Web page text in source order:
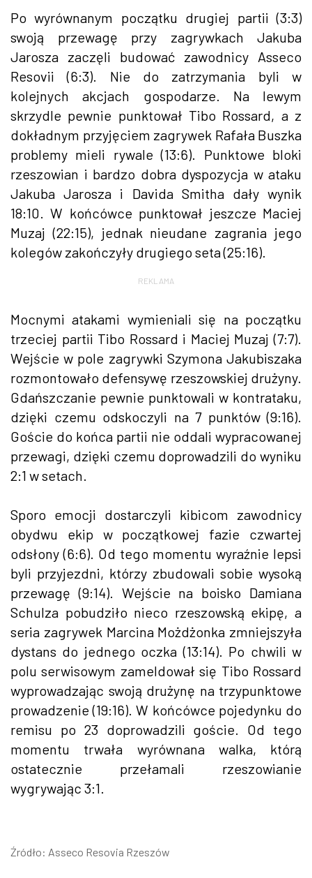
Po wyrównanym początku drugiej partii (3:3)
swoją przewagę przy zagrywkach Jakuba
Jarosza zaczęli budować zawodnicy Asseco
Resovii (6:3). Nie do zatrzymania byli w
kolejnych akcjach gospodarze. Na lewym
skrzydle pewnie punktował Tibo Rossard, a z
dokładnym przyjęciem zagrywek Rafała Buszka
problemy mieli rywale (13:6). Punktowe bloki
rzeszowian i bardzo dobra dyspozycja w ataku
Jakuba Jarosza i Davida Smitha dały wynik
18:10. W końcówce punktował jeszcze Maciej
Muzaj (22:15), jednak nieudane zagrania jego
kolegów zakończyły drugiego seta (25:16).
REKLAMA
Mocnymi atakami wymieniali się na początku
trzeciej partii Tibo Rossard i Maciej Muzaj (7:7).
Wejście w pole zagrywki Szymona Jakubiszaka
rozmontowało defensywę rzeszowskiej drużyny.
Gdańszczanie pewnie punktowali w kontrataku,
dzięki czemu odskoczyli na 7 punktów (9:16).
Goście do końca partii nie oddali wypracowanej
przewagi, dzięki czemu doprowadzili do wyniku
2:1 w setach.
Sporo emocji dostarczyli kibicom zawodnicy
obydwu ekip w początkowej fazie czwartej
odsłony (6:6). Od tego momentu wyraźnie lepsi
byli przyjezdni, którzy zbudowali sobie wysoką
przewagę (9:14). Wejście na boisko Damiana
Schulza pobudziło nieco rzeszowską ekipę, a
seria zagrywek Marcina Możdżonka zmniejszyła
dystans do jednego oczka (13:14). Po chwili w
polu serwisowym zameldował się Tibo Rossard
wyprowadzając swoją drużynę na trzypunktowe
prowadzenie (19:16). W końcówce pojedynku do
remisu po 23 doprowadzili goście. Od tego
momentu trwała wyrównana walka, którą
ostatecznie przełamali rzeszowianie
wygrywając 3:1.
Źródło: Asseco Resovia Rzeszów